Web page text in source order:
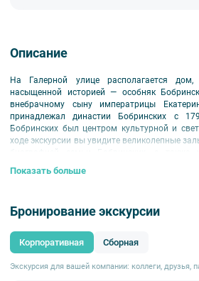
Описание
На Галерной улице располагается
насыщенной историей — особняк
внебрачному сыну императрицы
принадлежал династии Бобринских с
Бобринских был центром культурной и
ходе экскурсии вы увидите великолепные
литераторы и дипломаты 18-19 века
Бобринских.
заведение) возможны изменения во
экскурсии.
Продолжительность: 1-1,5 ч.
Показать больше
Бронирование экскурсии
Корпоративная Сборная
Экскурсия для вашей компании: коллеги, друзья,